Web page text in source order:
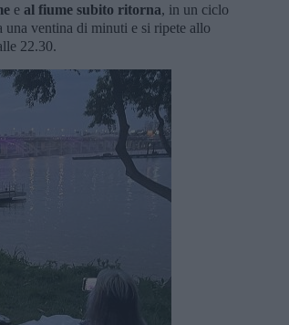
e al fiume subito ritorna, in un ciclo
ventina di minuti e si ripete allo
22.30.